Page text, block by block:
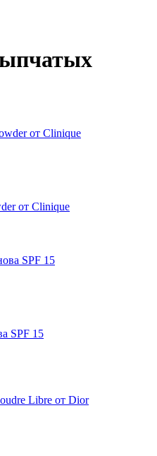
от Clinique
SPF 15